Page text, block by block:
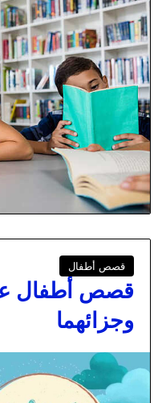
قصص أطفال
قصص أطفال عن
وجزائهما